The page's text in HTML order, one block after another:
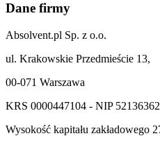
Dane firmy
Absolvent.pl Sp. z o.o.
ul. Krakowskie Przedmieście 13,
00-071 Warszawa
KRS 0000447104 - NIP
Wysokość kapitału zakładowego